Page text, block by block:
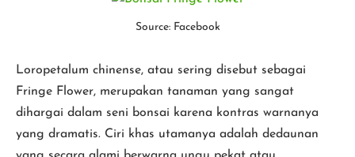
Source: Facebook
Loropetalum chinense, atau sering disebut sebagai
Fringe Flower, merupakan tanaman yang sangat
dihargai dalam seni bonsai karena kontras warnanya
yang dramatis. Ciri khas utamanya adalah dedaunan